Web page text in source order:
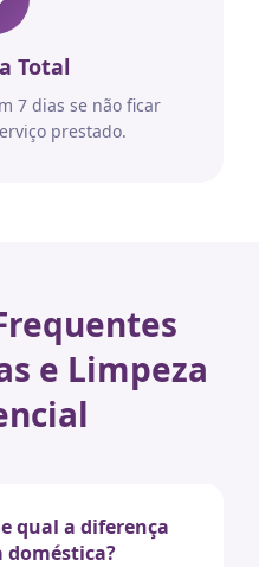
Total
7 dias se não ficar
prestado.
e Limpeza
qual a diferença
doméstica?